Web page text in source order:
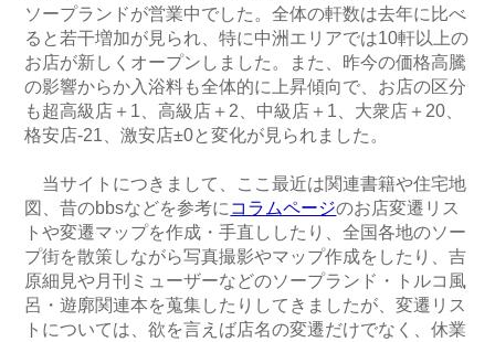
ソープランドが営業中でした。全体の軒数は去年に比べ
ると若干増加が見られ、特に中洲エリアでは10軒以上の
お店が新しくオープンしました。また、昨今の価格高騰
の影響からか入浴料も全体的に上昇傾向で、お店の区分
も超高級店＋1、高級店＋2、中級店＋1、大衆店＋20、
格安店-21、激安店±0と変化が見られました。
当サイトにつきまして、ここ最近は関連書籍や住宅地
図、昔のbbsなどを参考に コラムページのお店変遷リス
トや変遷マップを作成・手直ししたり、全国各地のソー
プ街を散策しながら写真撮影やマップ作成をしたり、吉
原細見や月刊ミューザーなどのソープランド・トルコ風
呂・遊廓関連本を蒐集したりしてきましたが、変遷リス
トについては、欲を言えば店名の変遷だけでなく、休業